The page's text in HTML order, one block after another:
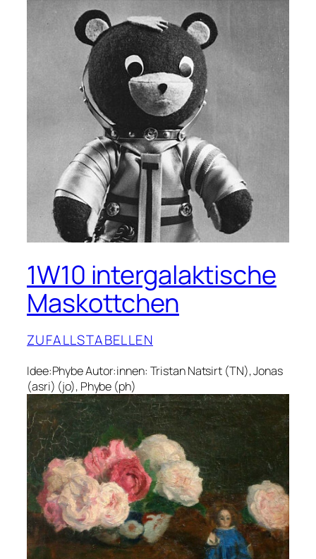
1W10 intergalaktische
Maskottchen
ZUFALLSTABELLEN
Idee:Phybe Autor:innen: Tristan Natsirt (TN), Jonas
(asri) (jo), Phybe (ph)